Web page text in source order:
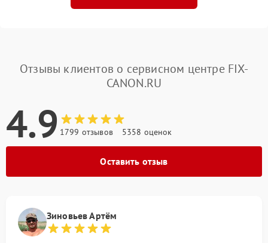
Отзывы клиентов о сервисном центре FIX-
CANON.RU
4.9 1799 отзывов 5358 оценок
Оставить отзыв
Зиновьев Артём